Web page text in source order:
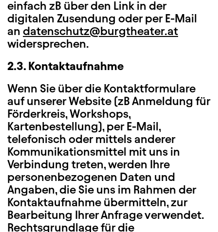
einfach zB über den Link in der
digitalen Zusendung oder per E-Mail
an datenschutz@burgtheater.at
widersprechen.
2.3. Kontaktaufnahme
Wenn Sie über die Kontaktformulare
auf unserer Website (zB Anmeldung für
Förderkreis, Workshops,
Kartenbestellung), per E-Mail,
telefonisch oder mittels anderer
Kommunikationsmittel mit uns in
Verbindung treten, werden Ihre
personenbezogenen Daten und
Angaben, die Sie uns im Rahmen der
Kontaktaufnahme übermitteln, zur
Bearbeitung Ihrer Anfrage verwendet.
Rechtsgrundlage für die